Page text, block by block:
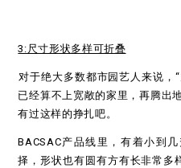
3:尺寸形状多样可折叠
对于绝大多数都市园艺人来说，
已经算不上宽敞的家里，再腾出
有过这样的挣扎吧。
BACSAC产品线里，有着小到
择，形状也有圆有方有长非常多